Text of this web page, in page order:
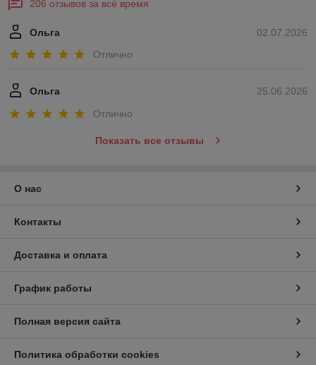
206 отзывов за всё время
02.07.2026
Ольга
Отлично
25.06.2026
Ольга
Отлично
Показать все отзывы
О нас
Контакты
Доставка и оплата
График работы
Полная версия сайта
Политика обработки cookies